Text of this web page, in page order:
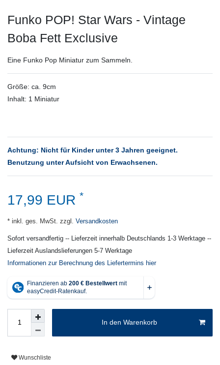
Funko POP! Star Wars - Vintage
Boba Fett Exclusive
Eine Funko Pop Miniatur zum Sammeln.
Größe: ca. 9cm
Inhalt: 1 Miniatur
Achtung: Nicht für Kinder unter 3 Jahren geeignet.
Benutzung unter Aufsicht von Erwachsenen.
17,99 EUR *
* inkl. ges. MwSt. zzgl. Versandkosten
Sofort versandfertig -- Lieferzeit innerhalb Deutschlands 1-3 Werktage --
Lieferzeit Auslandslieferungen 5-7 Werktage
Informationen zur Berechnung des Liefertermins hier
In den Warenkorb
Wunschliste